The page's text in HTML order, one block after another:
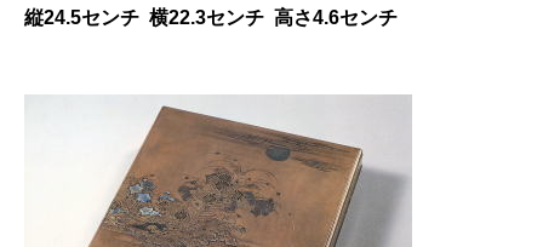
縦24.5センチ 横22.3センチ 高さ4.6センチ